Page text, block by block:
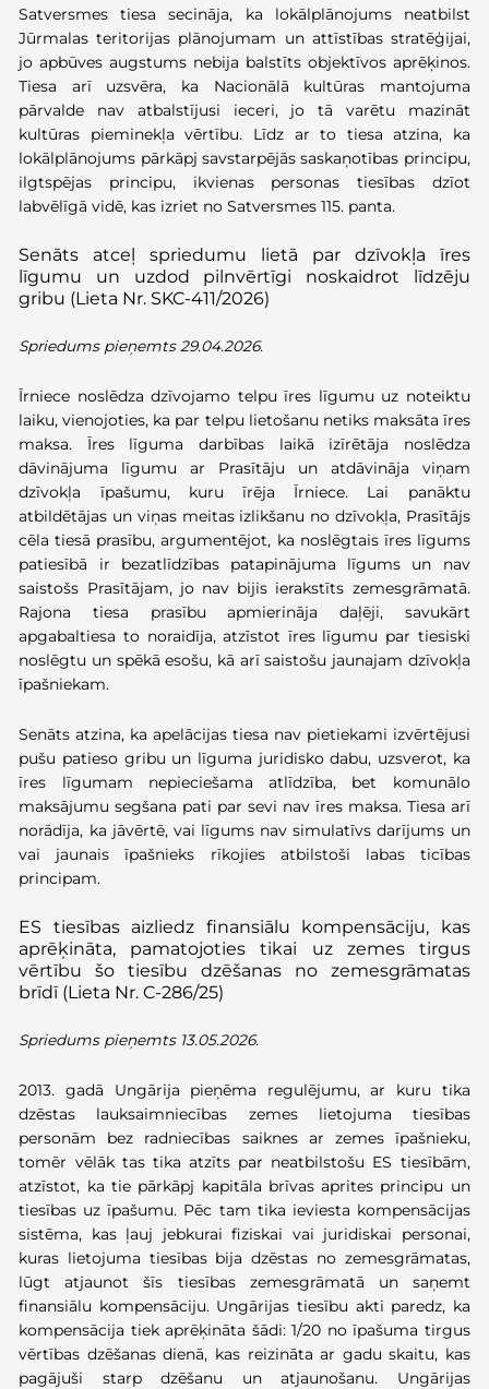
Satversmes tiesa secināja, ka lokālplānojums neatbilst
Jūrmalas teritorijas plānojumam un attīstības stratēģijai,
jo apbūves augstums nebija balstīts objektīvos aprēķinos.
Tiesa arī uzsvēra, ka Nacionālā kultūras mantojuma
pārvalde nav atbalstījusi ieceri, jo tā varētu mazināt
kultūras pieminekļa vērtību. Līdz ar to tiesa atzina, ka
lokālplānojums pārkāpj savstarpējās saskaņotības principu,
ilgtspējas principu, ikvienas personas tiesības dzīot
labvēlīgā vidē, kas izriet no Satversmes 115. panta.
Senāts atceļ spriedumu lietā par dzīvokļa īres
līgumu un uzdod pilnvērtīgi noskaidrot līdzēju
gribu (Lieta Nr. SKC-411/2026)
Spriedums pieņemts 29.04.2026.
Īrniece noslēdza dzīvojamo telpu īres līgumu uz noteiktu
laiku, vienojoties, ka par telpu lietošanu netiks maksāta īres
maksa. Īres līguma darbības laikā izīrētāja noslēdza
dāvinājuma līgumu ar Prasītāju un atdāvināja viņam
dzīvokļa īpašumu, kuru īrēja Īrniece. Lai panāktu
atbildētājas un viņas meitas izlikšanu no dzīvokļa, Prasītājs
cēla tiesā prasību, argumentējot, ka noslēgtais īres līgums
patiesībā ir bezatlīdzības patapinājuma līgums un nav
saistošs Prasītājam, jo nav bijis ierakstīts zemesgrāmatā.
Rajona tiesa prasību apmierināja daļēji, savukārt
apgabaltiesa to noraidīja, atzīstot īres līgumu par tiesiski
noslēgtu un spēkā esošu, kā arī saistošu jaunajam dzīvokļa
īpašniekam.
Senāts atzina, ka apelācijas tiesa nav pietiekami izvērtējusi
pušu patieso gribu un līguma juridisko dabu, uzsverot, ka
īres līgumam nepieciešama atlīdzība, bet komunālo
maksājumu segšana pati par sevi nav īres maksa. Tiesa arī
norādīja, ka jāvērtē, vai līgums nav simulatīvs darījums un
vai jaunais īpašnieks rīkojies atbilstoši labas ticības
principam.
ES tiesības aizliedz finansiālu kompensāciju, kas
aprēķināta, pamatojoties tikai uz zemes tirgus
vērtību šo tiesību dzēšanas no zemesgrāmatas
brīdī (Lieta Nr. C-286/25)
Spriedums pieņemts 13.05.2026.
2013. gadā Ungārija pieņēma regulējumu, ar kuru tika
dzēstas lauksaimniecības zemes lietojuma tiesības
personām bez radniecības saiknes ar zemes īpašnieku,
tomēr vēlāk tas tika atzīts par neatbilstošu ES tiesībām,
atzīstot, ka tie pārkāpj kapitāla brīvas aprites principu un
tiesības uz īpašumu. Pēc tam tika ieviesta kompensācijas
sistēma, kas ļauj jebkurai fiziskai vai juridiskai personai,
kuras lietojuma tiesības bija dzēstas no zemesgrāmatas,
lūgt atjaunot šīs tiesības zemesgrāmatā un saņemt
finansiālu kompensāciju. Ungārijas tiesību akti paredz, ka
kompensācija tiek aprēķināta šādi: 1/20 no īpašuma tirgus
vērtības dzēšanas dienā, kas reizināta ar gadu skaitu, kas
pagājuši starp dzēšanu un atjaunošanu. Ungārijas